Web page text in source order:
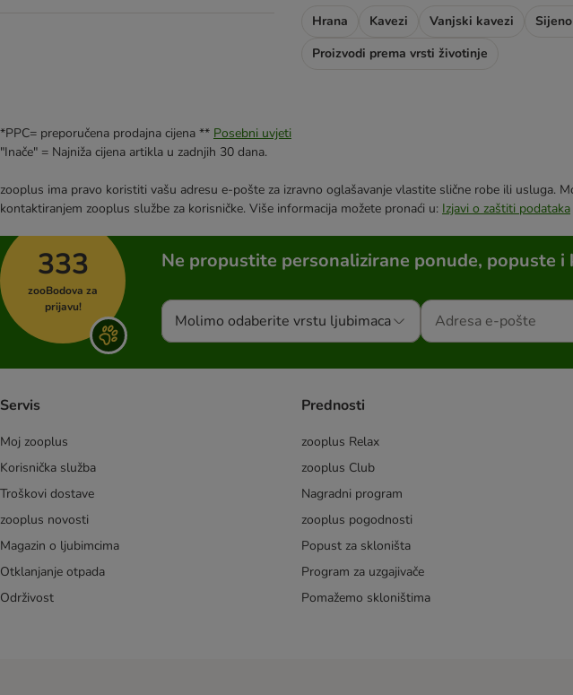
Hrana Kavezi Vanjski kavezi
Proizvodi prema vrsti životinje
*PPC= preporučena prodajna cijena ** Posebni uvjeti
"Inače" = Najniža cijena artikla u zadnjih 30 dana.
zooplus ima pravo koristiti vašu adresu e-pošte za izravno oglašavanje vlastite slične robe ili
kontaktiranjem zooplus službe za korisničke. Više informacija možete pronaći u: Izjavi o zaštiti podataka
333
zooBodova za
prijavu!
Ne propustite personalizirane ponude, popuste i
Molimo odaberite vrstu ljubimaca
Servis
Moj zooplus
Korisnička služba
Troškovi dostave
zooplus novosti
Magazin o ljubimcima
Otklanjanje otpada
Održivost
Prednosti
zooplus Relax
zooplus Club
Nagradni program
zooplus pogodnosti
Popust za skloništa
Program za uzgajivače
Pomažemo skloništima